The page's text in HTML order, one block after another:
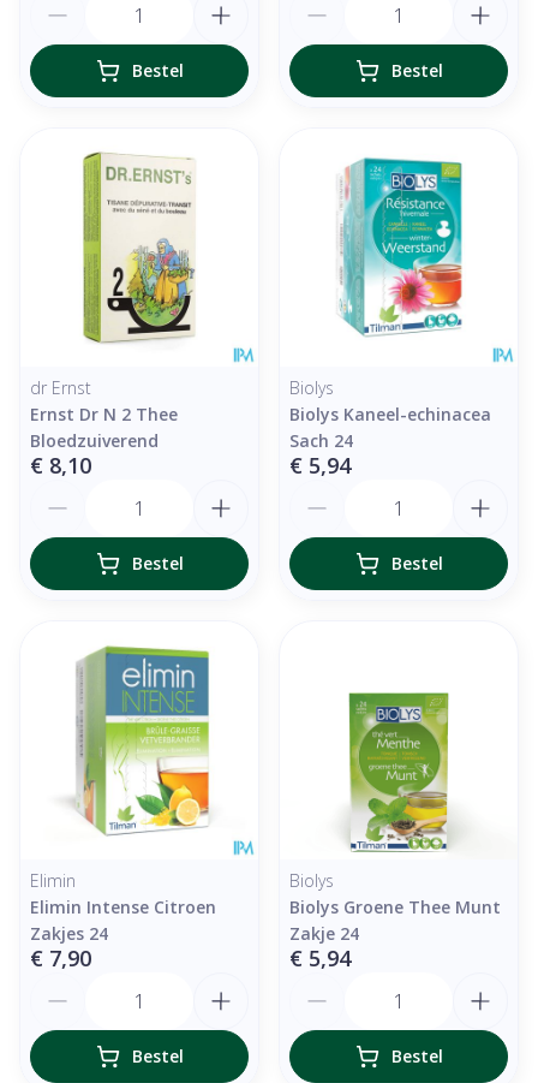
Bestel Bestel
dr Ernst
Ernst Dr N 2 Thee
Bloedzuiverend
€ 8,10
Bestel
Biolys
Biolys Kaneel-echinacea
Sach 24
€ 5,94
Bestel
Elimin
Elimin Intense Citroen
Zakjes 24
€ 7,90
Bestel
Biolys
Biolys Groene Thee Munt
Zakje 24
€ 5,94
Bestel